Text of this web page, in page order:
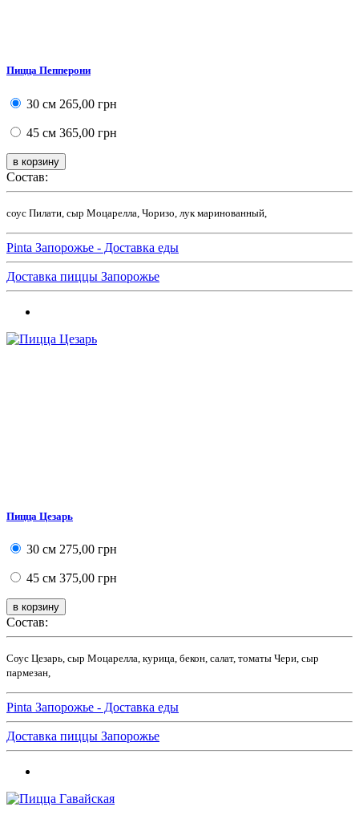
Пицца Пепперони
30 см 265,00 грн
45 см 365,00 грн
Состав:
соус Пилати, сыр Моцарелла, Чоризо, лук маринованный,
Pinta Запорожье - Доставка еды
Доставка пиццы Запорожье
Пицца Цезарь
30 см 275,00 грн
45 см 375,00 грн
Состав:
Соус Цезарь, сыр Моцарелла, курица, бекон, салат, томаты Чери, сыр
пармезан,
Pinta Запорожье - Доставка еды
Доставка пиццы Запорожье